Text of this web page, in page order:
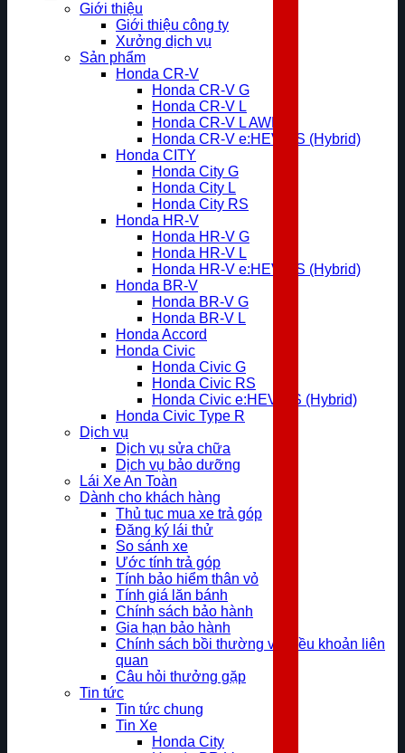
Giới thiệu
Giới thiệu công ty
Xưởng dịch vụ
Sản phẩm
Honda CR-V
Honda CR-V G
Honda CR-V L
Honda CR-V L AWD
Honda CR-V e:HEV RS (Hybrid)
Honda CITY
Honda City G
Honda City L
Honda City RS
Honda HR-V
Honda HR-V G
Honda HR-V L
Honda HR-V e:HEV RS (Hybrid)
Honda BR-V
Honda BR-V G
Honda BR-V L
Honda Accord
Honda Civic
Honda Civic G
Honda Civic RS
Honda Civic e:HEV RS (Hybrid)
Honda Civic Type R
Dịch vụ
Dịch vụ sửa chữa
Dịch vụ bảo dưỡng
Lái Xe An Toàn
Dành cho khách hàng
Thủ tục mua xe trả góp
Đăng ký lái thử
So sánh xe
Ước tính trả góp
Tính bảo hiểm thân vỏ
Tính giá lăn bánh
Chính sách bảo hành
Gia hạn bảo hành
Chính sách bồi thường và điều khoản liên
quan
Câu hỏi thưởng gặp
Tin tức
Tin tức chung
Tin Xe
Honda City